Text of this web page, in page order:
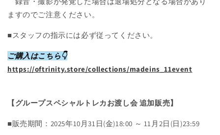
ますのでご注意ください。
■スタッフの指示には必ず従ってください。
ご購入はこちら👇
https://oftrinity.store/collections/madeins_11event
【グループスペシャルトレカお渡し会 追加販売】
■販売期間：2025年10月31日(金)18:00 ～ 11月2日(日)23:59